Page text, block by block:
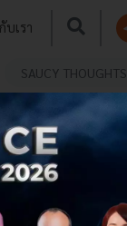
บเรา
SAUCY THOUGHTS
ง